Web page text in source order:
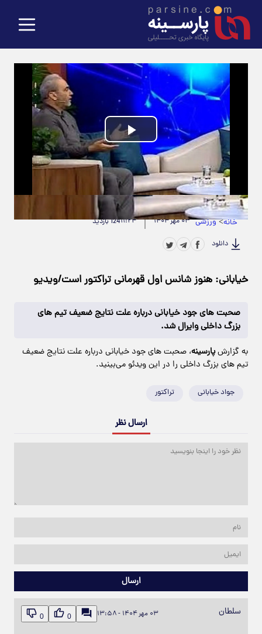
Play
Video
حجم ویدیو: 28.41M |مدت زمان ویدیو: 00:02:22
خانه>ورزشی ۰۳ مهر ۱۴۰۴ ۱۱:۲۴124 بازدید
دانلود
خیابانی: هنوز شانس اول قهرمانی تراکتور است/ویدیو
صحبت های جود خیابانی درباره علت نتایج ضعیف تیم های
بزرگ داخلی وایرال شد.
به گزارشپارسینه، صحبت های جود خیابانی درباره علت نتایج ضعیف
تیم های بزرگ داخلی را در این ویدئو می‌بینید.
جواد خیابانی تراکتور
ارسال نظر
ارسال
سلطان ۰۳ مهر ۱۴۰۴ - ۱۳:۵۸ 0
0